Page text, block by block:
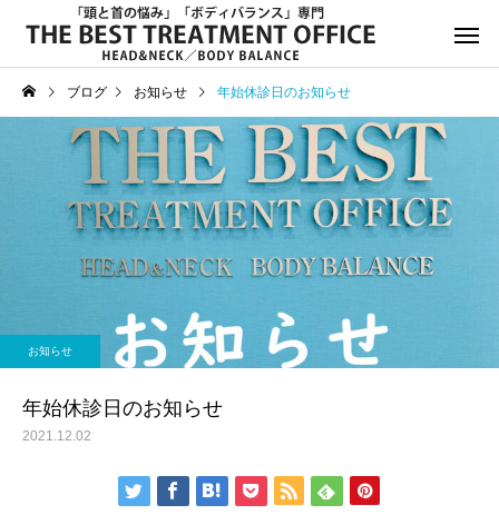
サービスサンプル4 サービスサ
年末年始休診日のお知らせ
8月13日(水)午後休診の
知らせ
ブログ お知らせ 年始休診日のお知らせ
お知らせ
年始休診日のお知らせ
2021.12.02